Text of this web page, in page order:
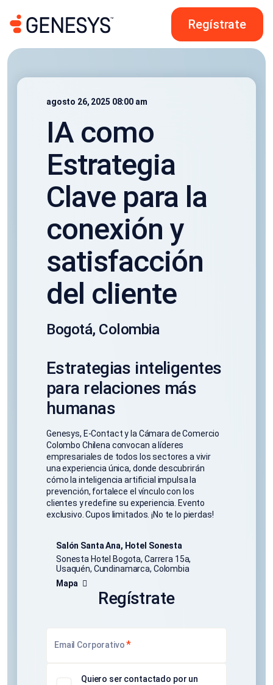
Regístrate
agosto 26, 2025 08:00 am
IA como
Estrategia
Clave para la
conexión y
satisfacción
del cliente
Bogotá, Colombia
Estrategias inteligentes
para relaciones más
humanas
Genesys, E-Contact y la Cámara de Comercio
Colombo Chilena convocan a líderes
empresariales de todos los sectores a vivir
una experiencia única, donde descubrirán
cómo la inteligencia artificial impulsa la
prevención, fortalece el vínculo con los
clientes y redefine su experiencia. Evento
exclusivo. Cupos limitados. ¡No te lo pierdas!
Salón Santa Ana, Hotel Sonesta
Sonesta Hotel Bogota, Carrera 15a,
Usaquén, Cundinamarca, Colombia
Mapa
Regístrate
Email Corporativo*
Quiero ser contactado por un